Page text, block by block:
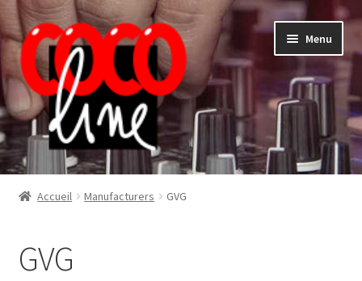
Aller
à
la
navigation
Aller
au
contenu
Menu
Shop
Accueil Manufacturers GVG
GVG